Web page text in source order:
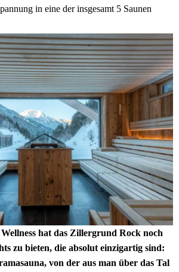
in eine der insgesamt 5 Saunen
hat das Zillergrund Rock noch
zu bieten, die absolut einzigartig sind:
von der aus man über das Tal